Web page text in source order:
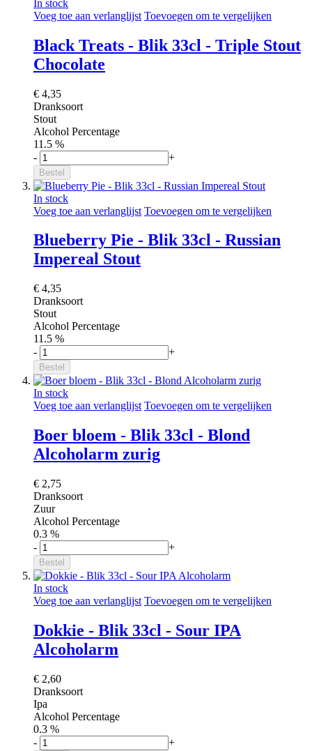
In stock
Voeg toe aan verlanglijst Toevoegen om te vergelijken
Black Treats - Blik 33cl - Triple Stout
Chocolate
€ 4,35
Dranksoort
Stout
Alcohol Percentage
11.5 %
-
+
Bestel
In stock
Voeg toe aan verlanglijst Toevoegen om te vergelijken
Blueberry Pie - Blik 33cl - Russian
Impereal Stout
€ 4,35
Dranksoort
Stout
Alcohol Percentage
11.5 %
-
+
Bestel
In stock
Voeg toe aan verlanglijst Toevoegen om te vergelijken
Boer bloem - Blik 33cl - Blond
Alcoholarm zurig
€ 2,75
Dranksoort
Zuur
Alcohol Percentage
0.3 %
-
+
Bestel
In stock
Voeg toe aan verlanglijst Toevoegen om te vergelijken
Dokkie - Blik 33cl - Sour IPA
Alcoholarm
€ 2,60
Dranksoort
Ipa
Alcohol Percentage
0.3 %
-
+